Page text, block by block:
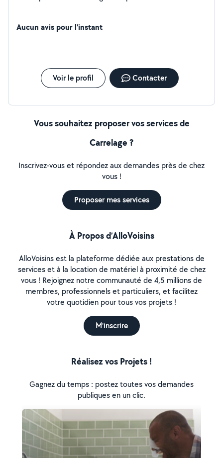
Aucun avis pour l'instant
Voir le profil Contacter
Vous souhaitez proposer vos services de
Carrelage ?
Inscrivez-vous et répondez aux demandes près de chez
vous !
Proposer mes services
À Propos d’AlloVoisins
AlloVoisins est la plateforme dédiée aux prestations de
services et à la location de matériel à proximité de chez
vous ! Rejoignez notre communauté de 4,5 millions de
membres, professionnels et particuliers, et facilitez
votre quotidien pour tous vos projets !
M'inscrire
Réalisez vos Projets !
Gagnez du temps : postez toutes vos demandes
publiques en un clic.